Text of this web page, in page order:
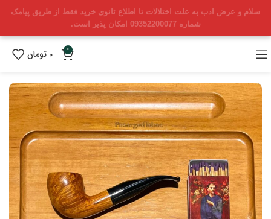
سلام و عرض ادب به علت اختلالات تا اطلاع ثانوی خرید فقط از طریق پیامک
شماره 09352200077 امکان پذیر است.
0
0 تومان